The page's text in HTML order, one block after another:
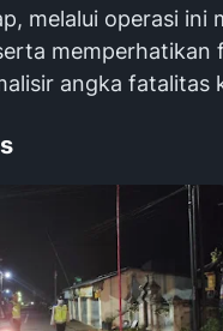
melalui operasi
angka